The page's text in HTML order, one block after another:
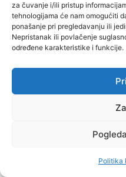
za čuvanje i/ili pristup
tehnologijama će nam omogućiti
ponašanje pri pregledavanju ili
Nepristanak ili povlačenje
određene karakteristike i funkcije.
Politika
Tako će kardinal
pismu „Da život imaju“
SVZN 5/2000, str. 157-
Od
eutanaziji ponovno
eutanazijom dolaze
motiva, a iz
zbog teških boli,
pretjeranog